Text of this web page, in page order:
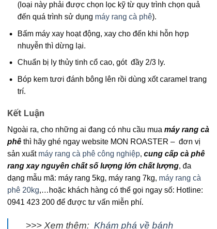
(loại này phải được chọn lọc kỹ từ quy trình chọn quả
đến quá trình sử dụng máy rang cà phê).
Bấm máy xay hoạt động, xay cho đến khi hỗn hợp
nhuyễn thì dừng lại.
Chuẩn bị ly thủy tinh cổ cao, gót đầy 2/3 ly.
Bóp kem tươi đánh bông lên rồi dùng xốt caramel trang
trí.
Kết Luận
Ngoài ra, cho những ai đang có nhu cầu mua máy rang cà
phê thì hãy ghé ngay website MON ROASTER – đơn vị
sản xuất máy rang cà phê công nghiệp, cung cấp cà phê
rang xay nguyên chất số lượng lớn chất lượng, đa
dạng mẫu mã: máy rang 5kg, máy rang 7kg, máy rang cà
phê 20kg,…hoặc khách hàng có thể gọi ngay số: Hotline:
0941 423 200 để được tư vấn miễn phí.
>>> Xem thêm: Khám phá về bánh